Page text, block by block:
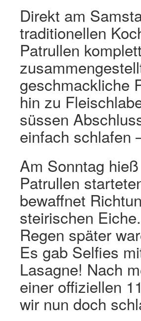
Direkt am
traditionellen
Patrullen
geschmackliche
hin zu
süssen
einfach schlafen
Am Sonntag
Patrullen
bewaffnet
steirischen
Regen später
Es gab Selfies
Lasagne! Nach
einer offiziellen
wir nun doch